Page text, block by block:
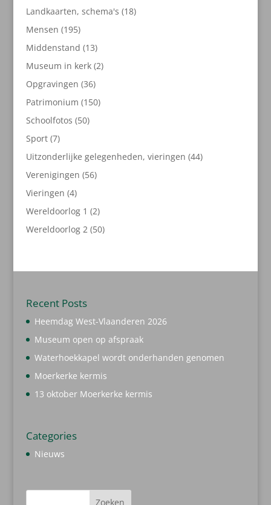
producten
Landkaarten, schema's 1818
Mensen 195195
producten
Middenstand 1313
producten
Museum in kerk 22
Opgravingen 3636
producten
Patrimonium 150150
Schoolfotos 5050
Sport 77
producten
Uitzonderlijke gelegenheden, vieringen 4444
Verenigingen 5656
Vieringen 44
producten
Wereldoorlog 1 22
producten
Wereldoorlog 2 5050
Recent Posts
Heemdag West-Vlaanderen 2026
Museum open op afspraak
Waterhoekkapel wordt onderhanden genomen
Moerkerke kermis
13 oktober Moerkerke kermis
Categories
Nieuws